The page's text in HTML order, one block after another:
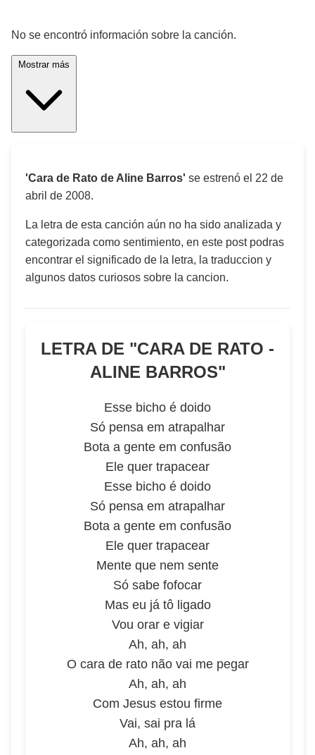
No se encontró información sobre la canción.
'Cara de Rato de Aline Barros' se estrenó el 22 de
abril de 2008.
La letra de esta canción aún no ha sido analizada y
categorizada como sentimiento, en este post podras
encontrar el significado de la letra, la traduccion y
algunos datos curiosos sobre la cancion.
LETRA DE "CARA DE RATO -
ALINE BARROS"
Esse bicho é doido
Só pensa em atrapalhar
Bota a gente em confusão
Ele quer trapacear
Esse bicho é doido
Só pensa em atrapalhar
Bota a gente em confusão
Ele quer trapacear
Mente que nem sente
Só sabe fofocar
Mas eu já tô ligado
Vou orar e vigiar
Ah, ah, ah
O cara de rato não vai me pegar
Ah, ah, ah
Com Jesus estou firme
Vai, sai pra lá
Ah, ah, ah